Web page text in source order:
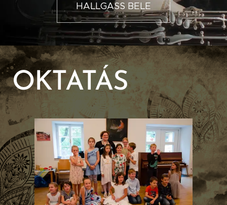
HALLGASS BELE
OKTATÁS